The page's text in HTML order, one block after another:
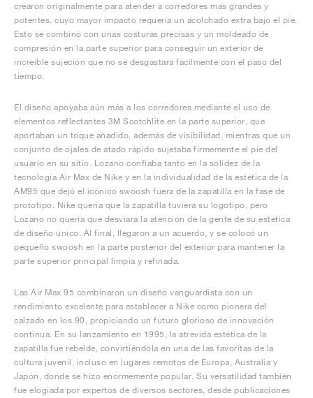
crearon originalmente para atender a corredores más grandes y
potentes, cuyo mayor impacto requería un acolchado extra bajo el pie.
Esto se combinó con unas costuras precisas y un moldeado de
compresión en la parte superior para conseguir un exterior de
increíble sujeción que no se desgastara fácilmente con el paso del
tiempo.
El diseño apoyaba aún más a los corredores mediante el uso de
elementos reflectantes 3M Scotchlite en la parte superior, que
aportaban un toque añadido, además de visibilidad, mientras que un
conjunto de ojales de atado rápido sujetaba firmemente el pie del
usuario en su sitio. Lozano confiaba tanto en la solidez de la
tecnología Air Max de Nike y en la individualidad de la estética de la
AM95 que dejó el icónico swoosh fuera de la zapatilla en la fase de
prototipo. Nike quería que la zapatilla tuviera su logotipo, pero
Lozano no quería que desviara la atención de la gente de su estética
de diseño único. Al final, llegaron a un acuerdo, y se colocó un
pequeño swoosh en la parte posterior del exterior para mantener la
parte superior principal limpia y refinada.
Las Air Max 95 combinaron un diseño vanguardista con un
rendimiento excelente para establecer a Nike como pionera del
calzado en los 90, propiciando un futuro glorioso de innovación
continua. En su lanzamiento en 1995, la atrevida estética de la
zapatilla fue rebelde, convirtiéndola en una de las favoritas de la
cultura juvenil, incluso en lugares remotos de Europa, Australia y
Japón, donde se hizo enormemente popular. Su versatilidad también
fue elogiada por expertos de diversos sectores, desde publicaciones